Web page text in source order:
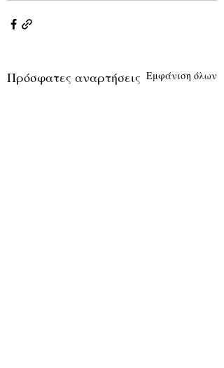
Πρόσφατες αναρτήσεις Εμφάνιση όλων